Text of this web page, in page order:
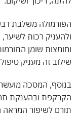
משלבת דבש
רכות לשיער, יחד
שומן התורמות
זה מעניק טיפול
המסכה מועשרת
ובהענקת תחושת
לשיפור המראה